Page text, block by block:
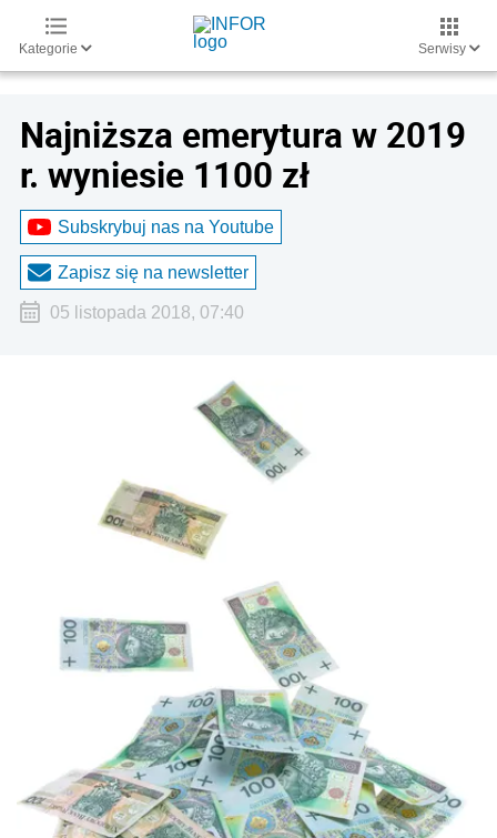
Kategorie Serwisy
Najniższa emerytura w 2019
r. wyniesie 1100 zł
Subskrybuj nas na Youtube
Zapisz się na newsletter
05 listopada 2018, 07:40